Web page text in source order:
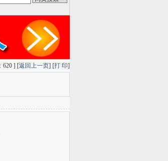
狗狗搜索 有道搜索
620 ] [返回上一页] [打 印]